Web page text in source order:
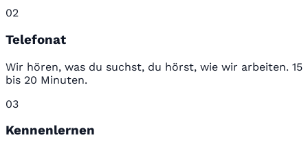
02
Telefonat
Wir hören, was du suchst, du hörst, wie wir arbeiten. 15
bis 20 Minuten.
03
Kennenlernen